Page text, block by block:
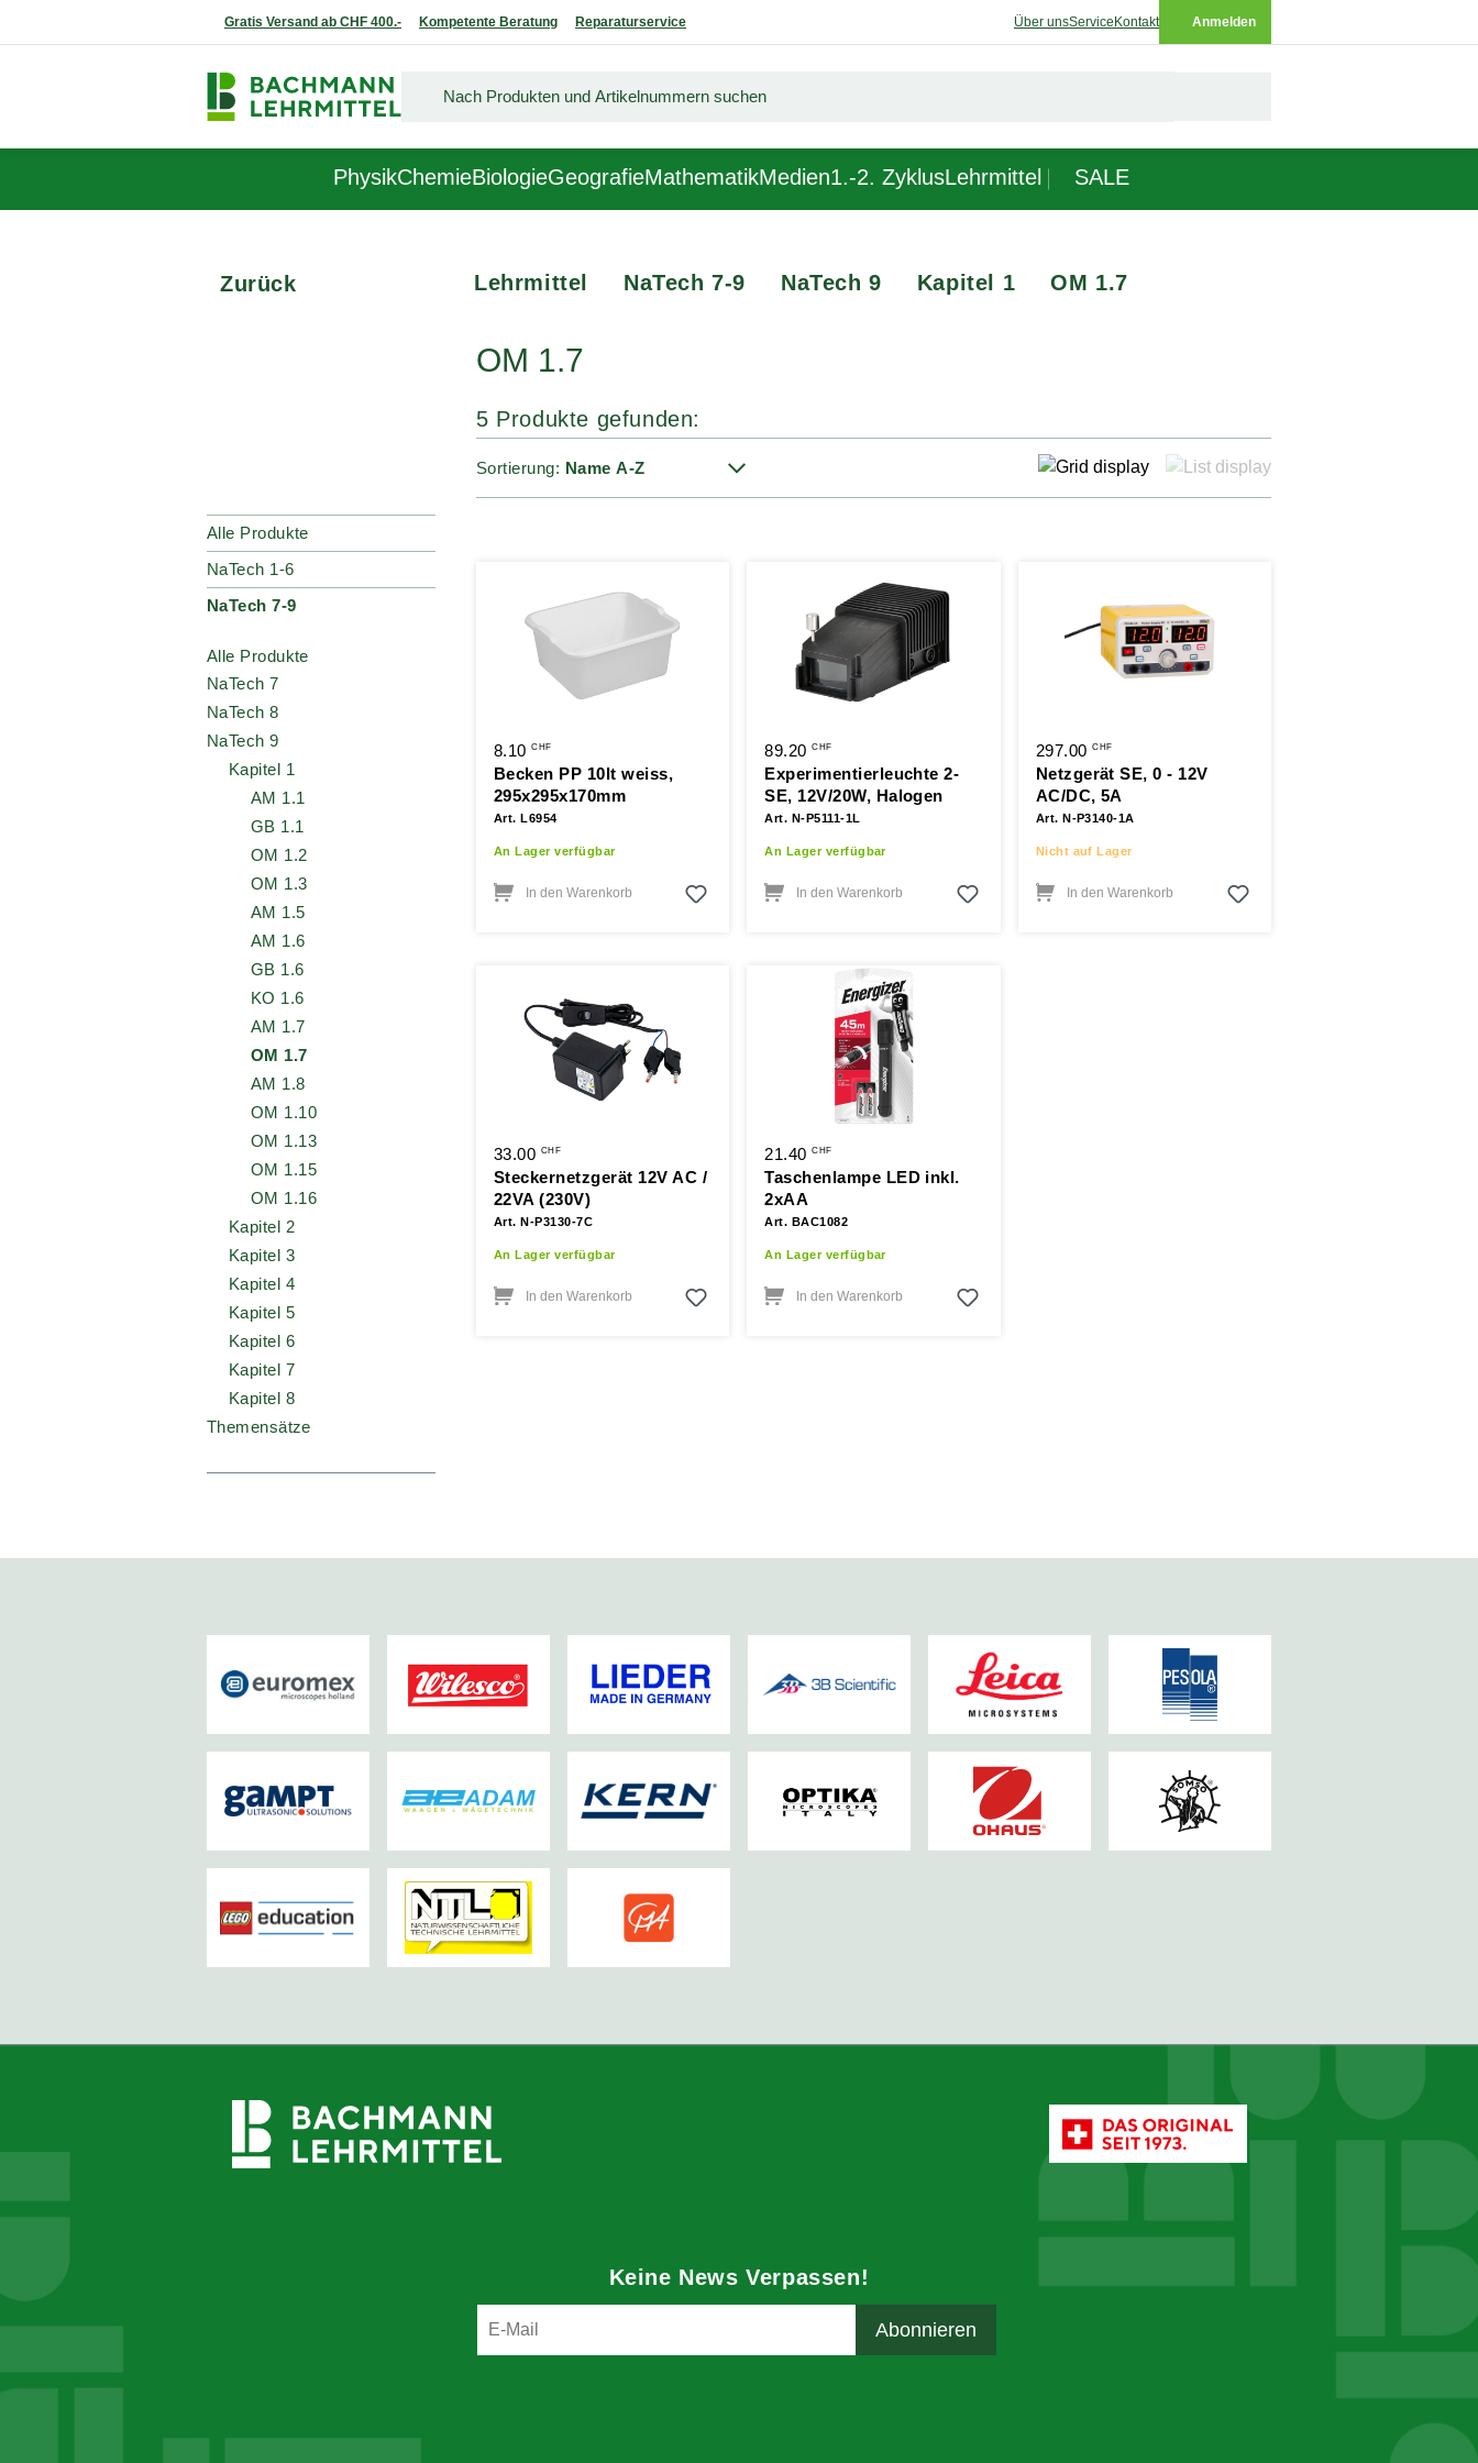
Gratis Versand ab CHF 400.- Kompetente Beratung Reparaturservice Über unsService Kontakt Anmelden
PhysikChemieBiologieGeografieMathematikMedien1.-2. ZyklusLehrmittel SALE
Zurück Lehrmittel NaTech 7-9 NaTech 9 Kapitel 1 OM 1.7
Alle Produkte
NaTech 1-6
NaTech 7-9
Alle Produkte
NaTech 7
NaTech 8
NaTech 9
Kapitel 1
AM 1.1
GB 1.1
OM 1.2
OM 1.3
AM 1.5
AM 1.6
GB 1.6
KO 1.6
AM 1.7
OM 1.7
AM 1.8
OM 1.10
OM 1.13
OM 1.15
OM 1.16
Kapitel 2
Kapitel 3
Kapitel 4
Kapitel 5
Kapitel 6
Kapitel 7
Kapitel 8
Themensätze
OM 1.7
5 Produkte gefunden:
Sortierung:
8.10CHF
Becken PP 10lt weiss,
295x295x170mm
Art. L6954
An Lager verfügbar
In den Warenkorb
89.20CHF
Experimentierleuchte 2-
SE, 12V/20W, Halogen
Art. N-P5111-1L
An Lager verfügbar
In den Warenkorb
297.00CHF
Netzgerät SE, 0 - 12V
AC/DC, 5A
Art. N-P3140-1A
Nicht auf Lager
In den Warenkorb
33.00 CHF
Steckernetzgerät 12V AC /
22VA (230V)
Art. N-P3130-7C
An Lager verfügbar
In den Warenkorb
21.40CHF
Taschenlampe LED inkl.
2xAA
Art. BAC1082
An Lager verfügbar
In den Warenkorb
Keine News Verpassen!